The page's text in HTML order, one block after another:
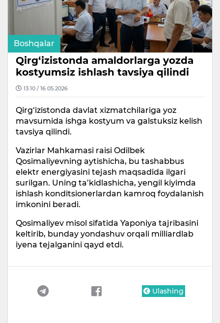
Boshqalar
Qirg‘izistonda amaldorlarga yozda
kostyumsiz ishlash tavsiya qilindi
13:10 / 16.05.2026
Qirg‘izistonda davlat xizmatchilariga yoz
mavsumida ishga kostyum va galstuksiz kelish
tavsiya qilindi.
Vazirlar Mahkamasi raisi Odilbek
Qosimaliyevning aytishicha, bu tashabbus
elektr energiyasini tejash maqsadida ilgari
surilgan. Uning ta’kidlashicha, yengil kiyimda
ishlash konditsionerlardan kamroq foydalanish
imkonini beradi.
Qosimaliyev misol sifatida Yaponiya tajribasini
keltirib, bunday yondashuv orqali milliardlab
iyena tejalganini qayd etdi.
Ulashing